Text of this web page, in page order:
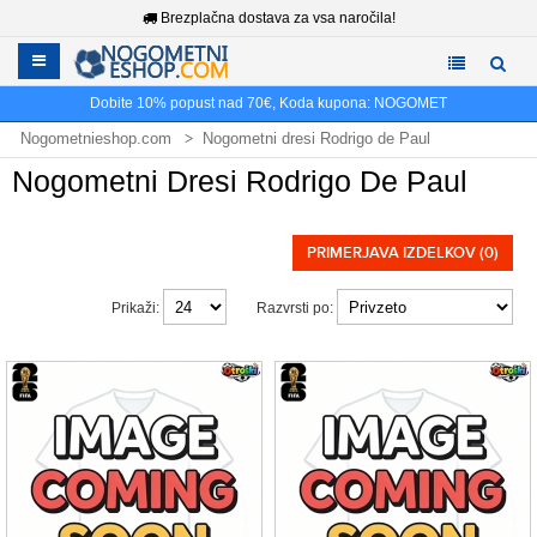
Brezplačna dostava za vsa naročila!
Dobite 10% popust nad 70€, Koda kupona: NOGOMET
Nogometnieshop.com Nogometni dresi Rodrigo de Paul
Nogometni Dresi Rodrigo De Paul
PRIMERJAVA IZDELKOV (0)
Razvrsti po:
Prikaži: